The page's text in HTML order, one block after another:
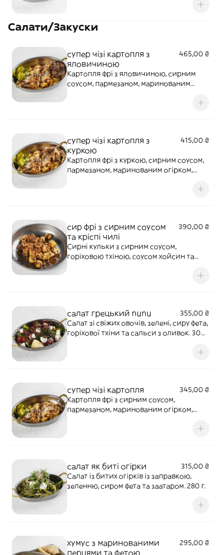
Салати/Закуски
супер чізі картопля з
яловичиною
465,00 ₴
Картопля фрі з яловичиною, сирним
соусом, пармезаном, маринованим
супер чізі картопля з
куркою
415,00 ₴
Картопля фрі з куркою, сирним соусом,
пармезаном, маринованим огірком,
сир фрі з сирним соусом
та кріспі чилі
390,00 ₴
Сирні кульки з сирним соусом,
горіховою тхіною, соусом хойсин та
салат грецький nunu
355,00 ₴
Салат зі свіжих овочів, зелені, сиру фета,
горіхової тхіни та сальси з оливок. 300
супер чізі картопля
345,00 ₴
Картопля фрі з сирним соусом,
пармезаном, маринованим огірком,
салат як биті огірки
315,00 ₴
Салат із битих огірків із заправкою,
зеленню, сиром фета та заатаром. 280 г.
хумус з маринованими
перцями та фетою
295,00 ₴